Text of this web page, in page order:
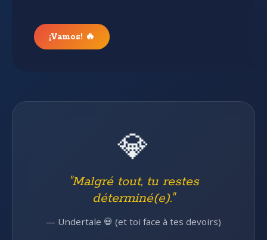
¡Vamos! 🔥
💎
"Malgré tout, tu restes
déterminé(e)."
— Undertale 💀 (et toi face à tes devoirs)